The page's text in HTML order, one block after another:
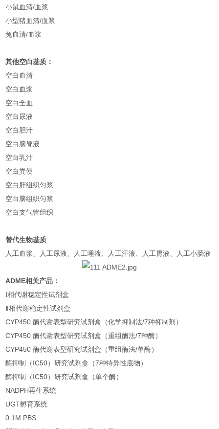
小鼠血清/血浆
小型猪血清/血浆
兔血清/血浆
其他空白基质：
空白血清
空白血浆
空白全血
空白尿液
空白胆汁
空白脑脊液
空白乳汁
空白粪便
空白肝组织匀浆
空白脑组织匀浆
空白支气管组织
替代生物基质
人工血浆、人工尿液、人工唾液、人工汗液、人工胃液、人工小肠液
ADME相关产品：
Ⅰ相代谢稳定性试剂盒
Ⅱ相代谢稳定性试剂盒
CYP450 酶代谢表型研究试剂盒（化学抑制法/7种抑制剂）
CYP450 酶代谢表型研究试剂盒（重组酶法/7种酶）
CYP450 酶代谢表型研究试剂盒（重组酶法/单酶）
酶抑制（IC50）研究试剂盒（7种特异性底物）
酶抑制（IC50）研究试剂盒（单个酶）
NADPH再生系统
UGT孵育系统
0.1M PBS